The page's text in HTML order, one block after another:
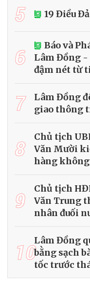
5 19 Điều
6
Báo và
Lâm Đồng -
đậm nét từ
7
Lâm Đồng
giao thông
8
Chủ tịch
Văn Mười
hàng
9
Chủ tịch
Văn Trung
nhân đuối
10Lâm Đồng
bằng sạch
tốc trước